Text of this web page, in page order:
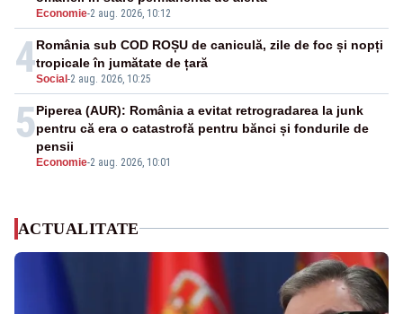
Economie-2 aug. 2026, 10:12
4Social -2 aug. 2026, 10:25
România sub COD ROȘU de caniculă, zile de foc și nopți
tropicale în jumătate de țară
5
Economie-2 aug. 2026, 10:01
Piperea (AUR): România a evitat retrogradarea la junk
pentru că era o catastrofă pentru bănci și fondurile de
pensii
ACTUALITATE